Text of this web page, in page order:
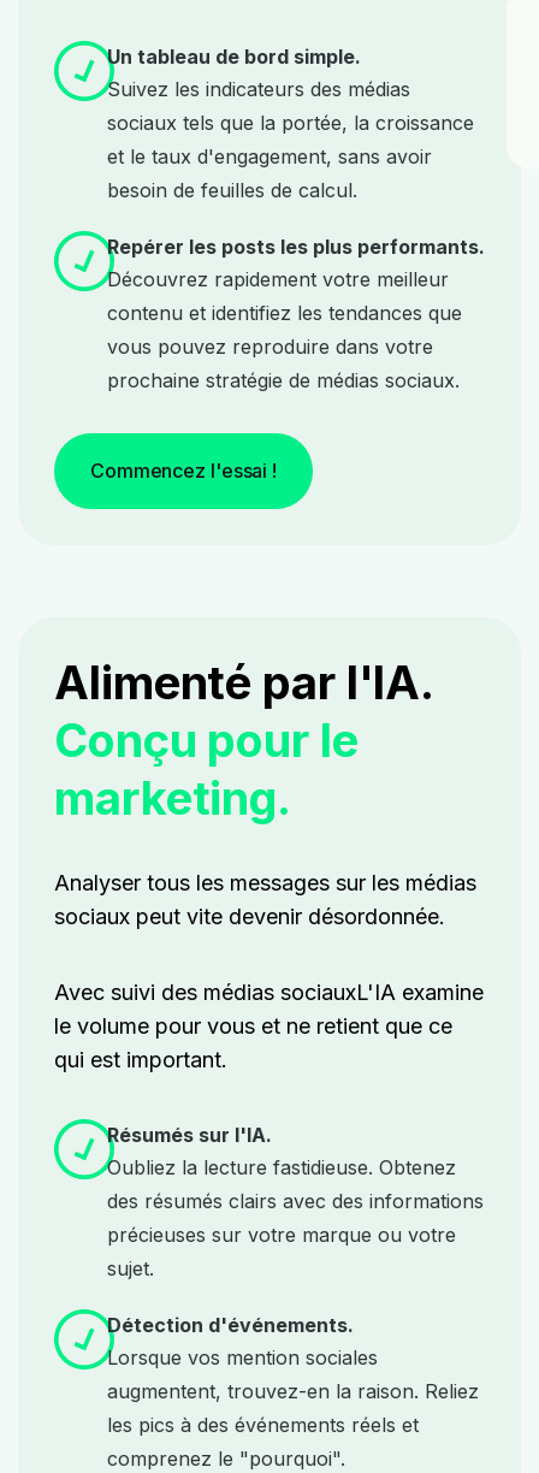
Un tableau de bord simple.
Suivez les indicateurs des médias
sociaux tels que la portée, la croissance
et le taux d'engagement, sans avoir
besoin de feuilles de calcul.
Repérer les posts les plus performants.
Découvrez rapidement votre meilleur
contenu et identifiez les tendances que
vous pouvez reproduire dans votre
prochaine stratégie de médias sociaux.
Commencez l'essai !
Alimenté par l'IA.
Conçu pour le
marketing.
Analyser tous les messages sur les médias
sociaux peut vite devenir désordonnée.
Avec suivi des médias sociauxL'IA examine
le volume pour vous et ne retient que ce
qui est important.
Résumés sur l'IA.
Oubliez la lecture fastidieuse. Obtenez
des résumés clairs avec des informations
précieuses sur votre marque ou votre
sujet.
Détection d'événements.
Lorsque vos mention sociales
augmentent, trouvez-en la raison. Reliez
les pics à des événements réels et
comprenez le "pourquoi".